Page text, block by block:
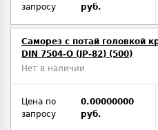
запросу
руб.
Саморез с потай головкой
DIN 7504-O (JP-82) (500)
Нет в наличии
Цена по
запросу
0.00000000
руб.